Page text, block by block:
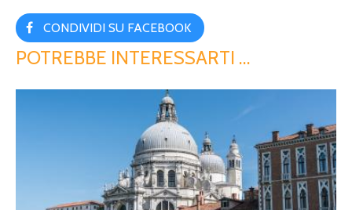
CONDIVIDI SU FACEBOOK
POTREBBE INTERESSARTI …